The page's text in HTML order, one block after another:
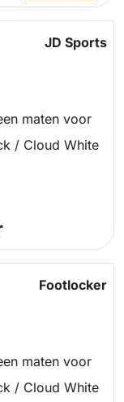
JD Sports
maten voor
/ Cloud White
Footlocker
maten voor
/ Cloud White